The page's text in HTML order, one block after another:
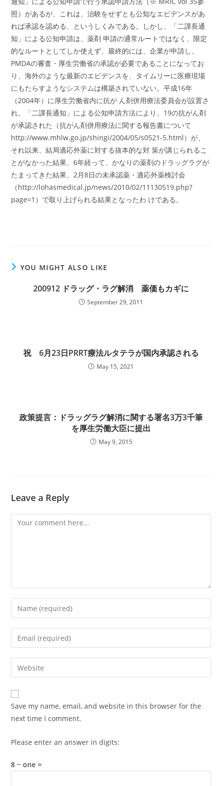
照）があるが、これは、治験をせずとも公知なエビデンスがあ
れば承認を認める、というしくみである。しかし、「二課長通
知」による公知申請は、薬剤 申請の通常ルートではなく、限定
的なルートとしてしか使えず、最終的には、企業が申請し、
PMDAの審査・厚生労働省の承認が必要であることになってお
り、海外のような最新のエビデンスを、タイムリーに医療現場
にもたらすようなシステムは構築されていない。平成16年
（2004年）に厚生労働省内に抗が ん剤併用療法委員会が設置さ
れ、「二課長通知」による公知申請方法により、19の抗がん剤
が承認された（抗がん剤併用療法に関する報告書について
http://www.mhlw.go.jp/shingi/2004/05/s0521-5.html）が、
それ以来、結局適応外薬に対する抜本的な対 策が講じられるこ
とがなかった結果、6年経って、かなりの薬剤のドラッグラグが
たまってきた結果、2月8日の未承認薬・適応外薬検討会
（http://lohasmedical.jp/news/2010/02/11130519.php?
page=1）で取り上げられる結果となったわ けである。
YOU MIGHT ALSO LIKE
200912 ドラッグ・ラグ解消 薬価もカギに
September 29, 2011
祝 6月23日PRRT療法ルタテラが国内承認される
May 15, 2021
政策提言：ドラッグラグ解消に関する署名3万3千筆
を厚生労働大臣に提出
May 9, 2015
Leave a Reply
Comment
Enter
your
name
comment
Enter
your
email
address
comment
Enter
your
website
URL
(optional)
Save my name, email, and website in this browser for the
next time I comment.
Please enter an answer in digits:
8 − one =